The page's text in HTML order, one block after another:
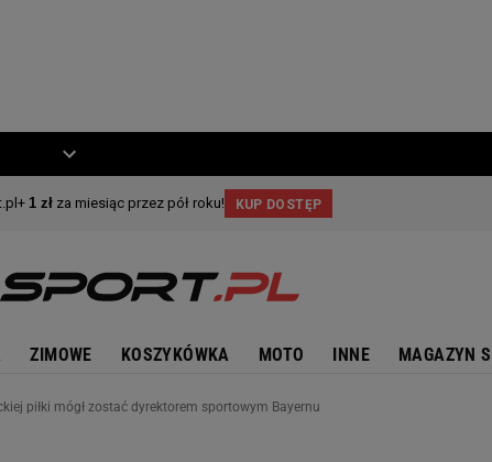
ZIMOWE KOSZYKÓWKA MOTO INNE MAGAZYN
piłki mógł zostać dyrektorem sportowym Bayernu